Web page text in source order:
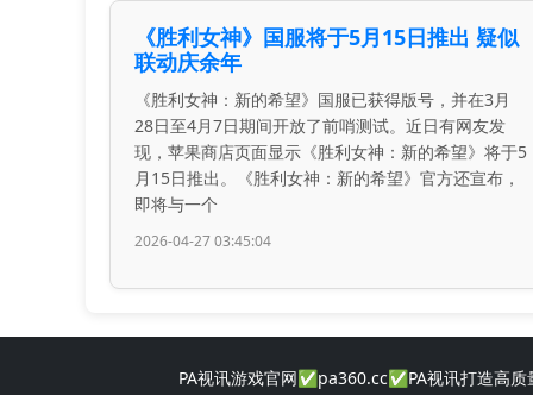
《胜利女神》国服将于5月15日推出 疑似
联动庆余年
《胜利女神：新的希望》国服已获得版号，并在3月
28日至4月7日期间开放了前哨测试。近日有网友发
现，苹果商店页面显示《胜利女神：新的希望》将于5
月15日推出。《胜利女神：新的希望》官方还宣布，
即将与一个
2026-04-27 03:45:04
PA视讯游戏官网✅pa360.cc✅PA视讯打造高